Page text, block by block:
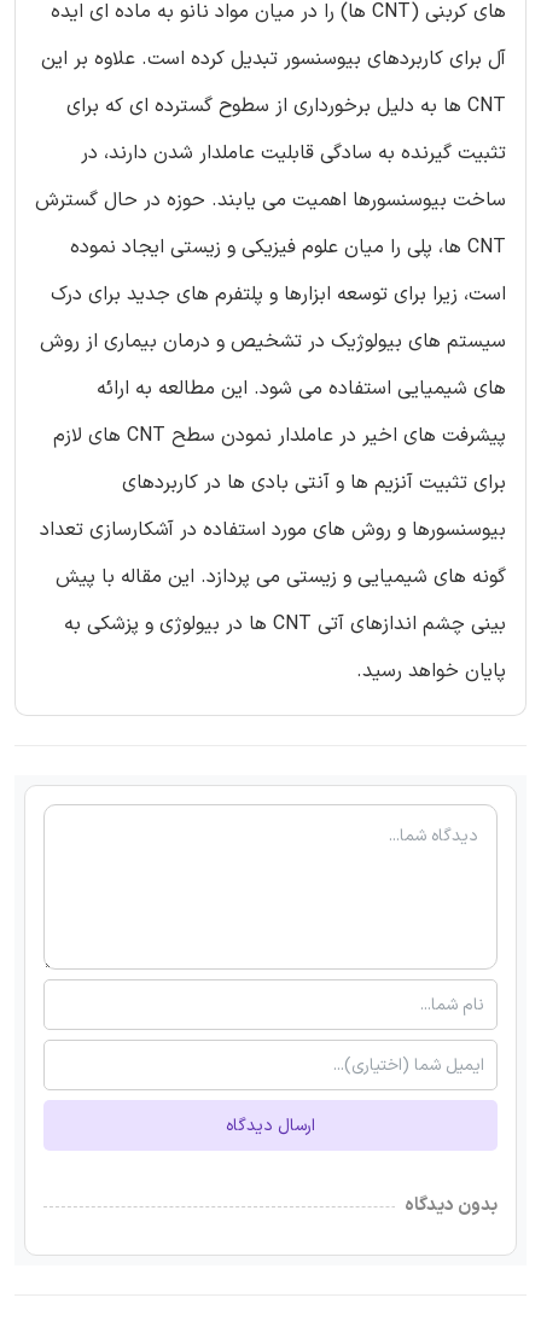
های کربنی (CNT ها) را در میان مواد نانو به ماده ای ایده
آل برای کاربردهای بیوسنسور تبدیل کرده است. علاوه بر این
CNT ها به دلیل برخورداری از سطوح گسترده ای که برای
تثبیت گیرنده به سادگی قابلیت عاملدار شدن دارند، در
ساخت بیوسنسورها اهمیت می یابند. حوزه در حال گسترش
CNT ها، پلی را میان علوم فیزیکی و زیستی ایجاد نموده
است، زیرا برای توسعه ابزارها و پلتفرم های جدید برای درک
سیستم های بیولوژیک در تشخیص و درمان بیماری از روش
های شیمیایی استفاده می شود. این مطالعه به ارائه
پیشرفت های اخیر در عاملدار نمودن سطح CNT های لازم
برای تثبیت آنزیم ها و آنتی بادی ها در کاربردهای
بیوسنسورها و روش های مورد استفاده در آشکارسازی تعداد
گونه های شیمیایی و زیستی می پردازد. این مقاله با پیش
بینی چشم اندازهای آتی CNT ها در بیولوژی و پزشکی به
پایان خواهد رسید.
ارسال دیدگاه
بدون دیدگاه